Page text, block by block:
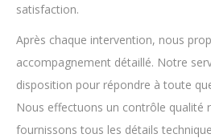
satisfaction.
Après chaque intervention, nous
accompagnement détaillé. Notre
disposition pour répondre à toute
Nous effectuons un contrôle qualité
fournissons tous les détails